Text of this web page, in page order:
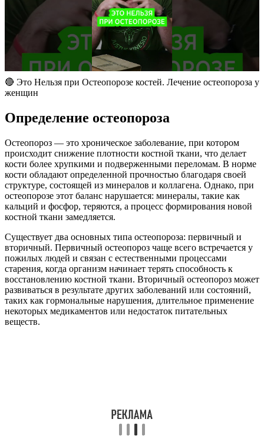
🔴 Это Нельзя при Остеопорозе костей. Лечение остеопороза у
женщин
Определение остеопороза
Остеопороз — это хроническое заболевание, при котором
происходит снижение плотности костной ткани, что делает
кости более хрупкими и подверженными переломам. В норме
кости обладают определенной прочностью благодаря своей
структуре, состоящей из минералов и коллагена. Однако, при
остеопорозе этот баланс нарушается: минералы, такие как
кальций и фосфор, теряются, а процесс формирования новой
костной ткани замедляется.
Существует два основных типа остеопороза: первичный и
вторичный. Первичный остеопороз чаще всего встречается у
пожилых людей и связан с естественными процессами
старения, когда организм начинает терять способность к
восстановлению костной ткани. Вторичный остеопороз может
развиваться в результате других заболеваний или состояний,
таких как гормональные нарушения, длительное применение
некоторых медикаментов или недостаток питательных
веществ.